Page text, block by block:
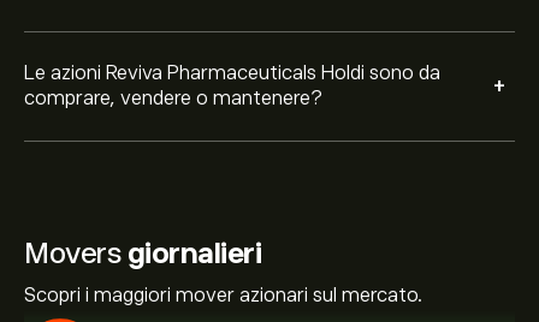
Le azioni Reviva Pharmaceuticals Holdi sono da
comprare, vendere o mantenere?
+
Movers giornalieri
Scopri i maggiori mover azionari sul mercato.